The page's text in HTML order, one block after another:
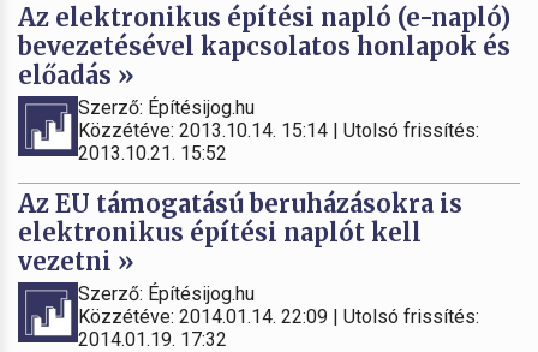
Az elektronikus építési napló (e-napló)
bevezetésével kapcsolatos honlapok és
előadás »
Szerző: Építésijog.hu
Közzétéve: 2013.10.14. 15:14 | Utolsó frissítés:
2013.10.21. 15:52
Az EU támogatású beruházásokra is
elektronikus építési naplót kell
vezetni »
Szerző: Építésijog.hu
Közzétéve: 2014.01.14. 22:09 | Utolsó frissítés:
2014.01.19. 17:32